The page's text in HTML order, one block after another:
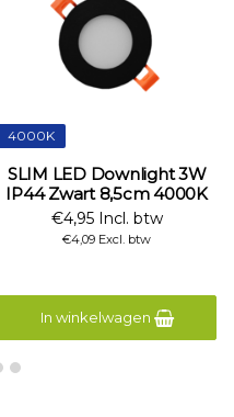
4000K
SLIM LED Downlight 3W
IP44 Zwart 8,5cm 4000K
€4,95 Incl. btw
€4,09 Excl. btw
In winkelwagen